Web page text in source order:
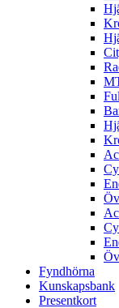
Fyndhörna
Kunskapsbank
Presentkort